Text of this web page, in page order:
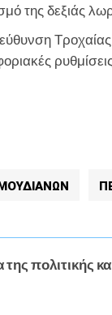
της δεξιάς
πολιτικής